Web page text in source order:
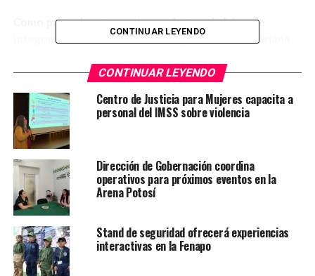
Como parte de estas acciones, destaca la labor de
integrantes de esta Red e investigadoras Érika Adriana
especialistas resaltaron que la enfermería también
genera conocimiento científico que repercute
directamente en la calidad del cuidado de los pacientes,
respaldando con evidencia procesos que antes se
mantenían en la práctica empírica.
La vigente administración reafirma que el impulso a la
ciencia avanza sin límites, reconociendo el trabajo de las
mujeres en la investigación y garantizando que sus
como la atención en salud, en beneficio de toda la
sociedad.
CONTINUAR LEYENDO
CONTINUAR LEYENDO
Centro de Justicia para Mujeres capacita a
personal del IMSS sobre violencia
Dirección de Gobernación coordina
operativos para próximos eventos en la
Arena Potosí
Stand de seguridad ofrecerá experiencias
interactivas en la Fenapo